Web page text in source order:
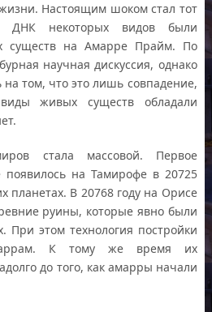
Настоящим шоком стал тот
ДНК некоторых видов были
существ на Амарре Прайм. По
научная дискуссия, однако
том, что это лишь совпадение,
живых существ обладали
стала массовой. Первое
появилось на Тамирофе в 20725
планетах. В 20768 году на Орисе
руины, которые явно были
При этом технология постройки
К тому же время их
до того, как амарры начали